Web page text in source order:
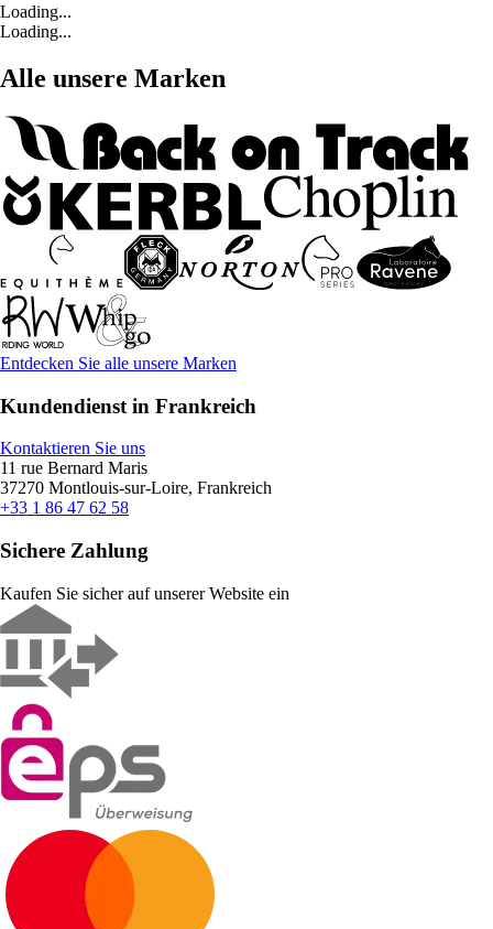
Loading...
Loading...
Alle unsere Marken
Entdecken Sie alle unsere Marken
Kundendienst in Frankreich
Kontaktieren Sie uns
11 rue Bernard Maris
37270 Montlouis-sur-Loire, Frankreich
+33 1 86 47 62 58
Sichere Zahlung
Kaufen Sie sicher auf unserer Website ein